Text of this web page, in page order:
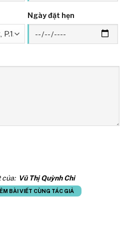
Ngày đặt hẹn
của: Vũ Thị Quỳnh Chi
BÀI VIẾT CÙNG TÁC GIẢ